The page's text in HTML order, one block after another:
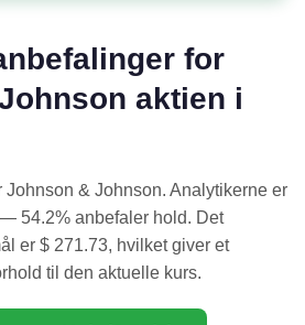
for
aktien i
& Johnson. Analytikerne er
54.2% anbefaler hold. Det
er $ 271.73, hvilket giver et
til den aktuelle kurs.